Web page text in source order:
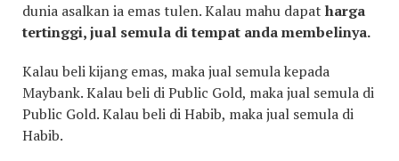
dunia asalkan ia emas tulen. Kalau mahu dapat harga
tertinggi, jual semula di tempat anda membelinya.
Kalau beli kijang emas, maka jual semula kepada
Maybank. Kalau beli di Public Gold, maka jual semula di
Public Gold. Kalau beli di Habib, maka jual semula di
Habib.